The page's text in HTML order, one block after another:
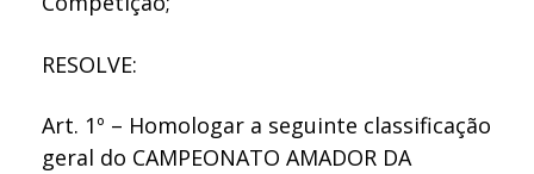
RESOLVE:
Art. 1º – Homologar a seguinte classificação
geral do CAMPEONATO AMADOR DA